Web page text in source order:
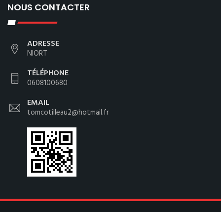
NOUS CONTACTER
ADRESSE
NIORT
TÉLÉPHONE
0608100680
EMAIL
tomcotilleau2@hotmail.fr